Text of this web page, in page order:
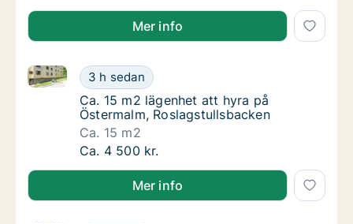
Mer info
Ca. 15 m2 lägenhet att hyra på Östermalm,
3 h sedan
Ca. 15 m2 lägenhet att hyra på Östermalm,
Ca. 15 m2 lägenhet att hyra på Östermalm,
Ca. 15 m2 lägenhet att hyra på
Östermalm, Roslagstullsbacken
Ca. 15 m2
Ca. 15 m2 lägenhet att hyra på Östermalm,
Ca. 4 500 kr.
Mer info